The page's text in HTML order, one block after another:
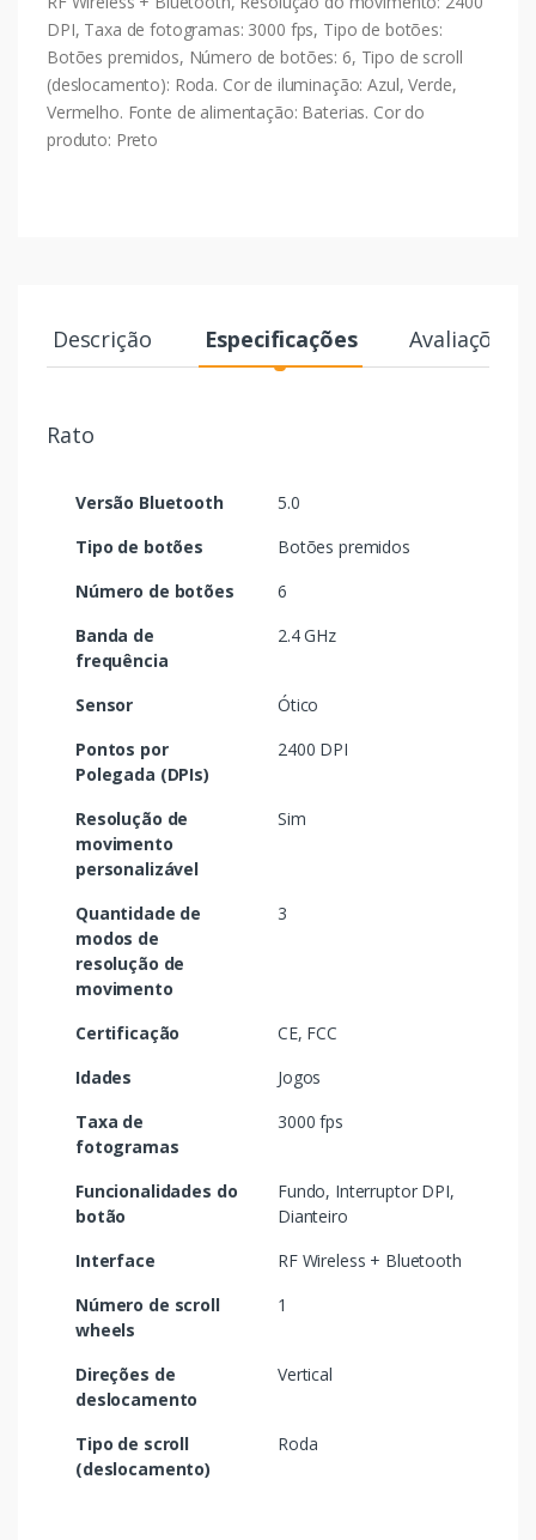
DPI, Taxa de fotogramas: 3000 fps, Tipo de botões:
Botões premidos, Número de botões: 6, Tipo de scroll
(deslocamento): Roda. Cor de iluminação: Azul, Verde,
Vermelho. Fonte de alimentação: Baterias. Cor do
produto: Preto
Descrição Especificações Avaliações
Rato
Versão Bluetooth
5.0
Tipo de botões
Botões premidos
Número de botões
6
Banda de
frequência
2.4 GHz
Sensor
Ótico
Pontos por
Polegada (DPIs)
2400 DPI
Resolução de
movimento
personalizável
Sim
Quantidade de
modos de
resolução de
movimento
3
Certificação
CE, FCC
Idades
Jogos
Taxa de
fotogramas
3000 fps
Funcionalidades do
botão
Fundo, Interruptor DPI,
Dianteiro
Interface
RF Wireless + Bluetooth
Número de scroll
wheels
1
Direções de
deslocamento
Vertical
Tipo de scroll
(deslocamento)
Roda